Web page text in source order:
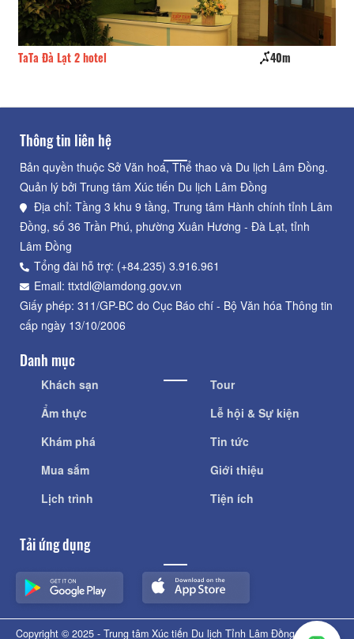
TaTa Đà Lạt 2 hotel 40m
Thông tin liên hệ
Bản quyền thuộc Sở Văn hoá, Thể thao và Du lịch Lâm Đồng.
Quản lý bởi Trung tâm Xúc tiến Du lịch Lâm Đồng
Địa chỉ: Tầng 3 khu 9 tầng, Trung tâm Hành chính tỉnh Lâm
Đồng, số 36 Trần Phú, phường Xuân Hương - Đà Lạt, tỉnh
Lâm Đồng
Tổng đài hỗ trợ: (+84.235) 3.916.961
Email: ttxtdl@lamdong.gov.vn
Giấy phép: 311/GP-BC do Cục Báo chí - Bộ Văn hóa Thông tin
cấp ngày 13/10/2006
Danh mục
Khách sạn
Ẩm thực
Khám phá
Mua sắm
Lịch trình
Tour
Lễ hội & Sự kiện
Tin tức
Giới thiệu
Tiện ích
Tải ứng dụng
Copyright © 2025 - Trung tâm Xúc tiến Du lịch Tỉnh Lâm Đồng